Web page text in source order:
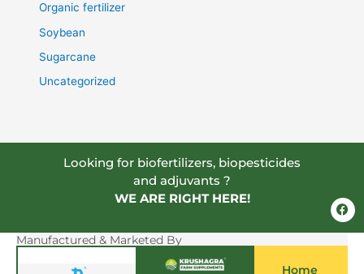
Organic fertilizer
Soybean
Sugarcane
Uncategorized
Looking for biofertilizers, biopesticides
and adjuvants ?
WE ARE RIGHT HERE!
F
a
c
Manufactured & Marketed By
Home